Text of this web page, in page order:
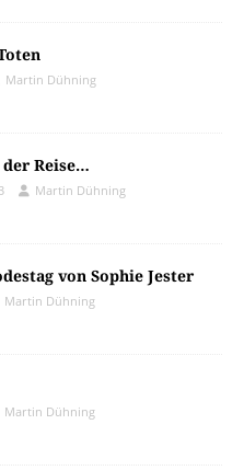
Martin Dühning
der Reise…
Martin Dühning
von Sophie Jester
Martin Dühning
Martin Dühning